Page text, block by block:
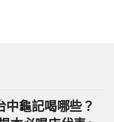
中龜記喝哪些？